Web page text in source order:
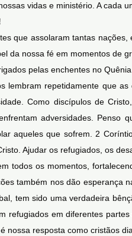
vidas e ministério. A cada
que assolaram tantas
da nossa fé em momentos de
pelas enchentes no
lembram repetidamente que
Como discípulos de
adversidades. Penso
aqueles que sofrem. 2
Ajudar os refugiados, os
todos os momentos,
também nos dão esperança
tem sido uma verdadeira
refugiados em diferentes
nossa resposta como cristãos